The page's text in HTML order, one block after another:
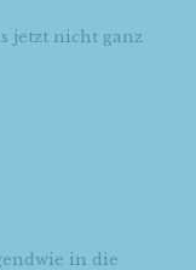
jetzt nicht ganz
in die